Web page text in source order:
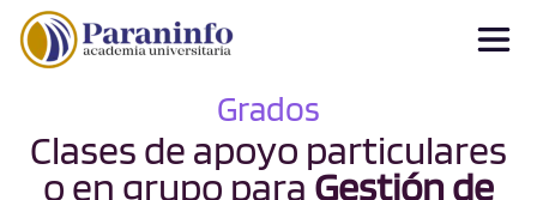
Grados
Clases de apoyo particulares
o en grupo paraGestión de